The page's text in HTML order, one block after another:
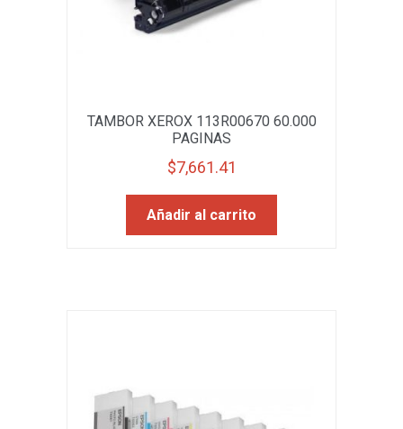
TAMBOR XEROX 113R00670 60.000
PAGINAS
$7,661.41
Añadir al carrito